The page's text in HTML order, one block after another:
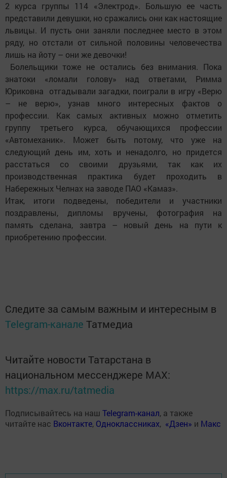
2 курса группы 114 «Электрод». Большую ее часть
представили девушки, но сражались они как настоящие
львицы. И пусть они заняли последнее место в этом
ряду, но отстали от сильной половины человечества
лишь на йоту – они же девочки!
Болельщики тоже не остались без внимания. Пока
знатоки «ломали голову» над ответами, Римма
Юриковна отгадывали загадки, поиграли в игру «Верю
– не верю», узнав много интересных фактов о
профессии. Как самых активных можно отметить
группу третьего курса, обучающихся профессии
«Автомеханик». Может быть потому, что уже на
следующий день им, хоть и ненадолго, но придется
расстаться со своими друзьями, так как их
производственная практика будет проходить в
Набережных Челнах на заводе ПАО «Камаз».
Итак, итоги подведены, победители и участники
поздравлены, дипломы вручены, фотография на
память сделана, завтра – новый день на пути к
приобретению профессии.
Следите за самым важным и интересным в
Telegram-канале Татмедиа
Читайте новости Татарстана в
национальном мессенджере MАХ:
https://max.ru/tatmedia
Подписывайтесь на наш Telegram-канал, а также
читайте нас Вконтакте, Одноклассниках, «Дзен» и Макс